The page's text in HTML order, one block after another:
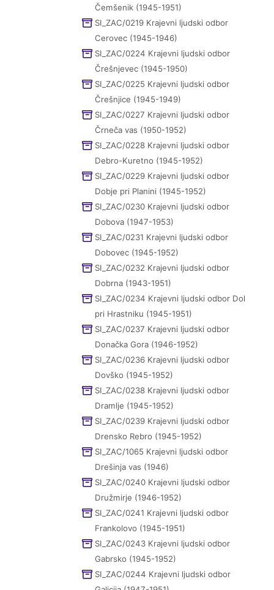
Čemšenik (1945-1951)
SI_ZAC/0219 Krajevni ljudski odbor
Cerovec (1945-1946)
SI_ZAC/0224 Krajevni ljudski odbor
Črešnjevec (1945-1950)
SI_ZAC/0225 Krajevni ljudski odbor
Črešnjice (1945-1949)
SI_ZAC/0227 Krajevni ljudski odbor
Črneča vas (1950-1952)
SI_ZAC/0228 Krajevni ljudski odbor
Debro-Kuretno (1945-1952)
SI_ZAC/0229 Krajevni ljudski odbor
Dobje pri Planini (1945-1952)
SI_ZAC/0230 Krajevni ljudski odbor
Dobova (1947-1953)
SI_ZAC/0231 Krajevni ljudski odbor
Dobovec (1945-1952)
SI_ZAC/0232 Krajevni ljudski odbor
Dobrna (1943-1951)
SI_ZAC/0234 Krajevni ljudski odbor Dol
pri Hrastniku (1945-1951)
SI_ZAC/0237 Krajevni ljudski odbor
Donačka Gora (1946-1952)
SI_ZAC/0236 Krajevni ljudski odbor
Dovško (1945-1952)
SI_ZAC/0238 Krajevni ljudski odbor
Dramlje (1945-1952)
SI_ZAC/0239 Krajevni ljudski odbor
Drensko Rebro (1945-1952)
SI_ZAC/1065 Krajevni ljudski odbor
Drešinja vas (1946)
SI_ZAC/0240 Krajevni ljudski odbor
Družmirje (1946-1952)
SI_ZAC/0241 Krajevni ljudski odbor
Frankolovo (1945-1951)
SI_ZAC/0243 Krajevni ljudski odbor
Gabrsko (1945-1952)
SI_ZAC/0244 Krajevni ljudski odbor